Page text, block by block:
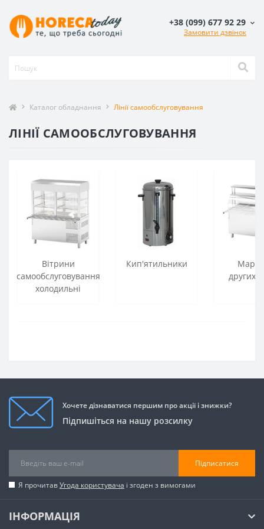
+38 (099) 677 92 29
Замовити дзвінок
Каталог обладнання Лінії самообслуговування
ЛІНІЇ САМООБСЛУГОВУВАННЯ
Вітрини
самообслуговування
холодильні
Кип'ятильники
других
Хочете дізнаватися першим про акції і знижки?
Підпишіться на нашу розсилку
Підписатися
Я прочитавУгода користувача і згоден з вимогами
ІНФОРМАЦІЯ